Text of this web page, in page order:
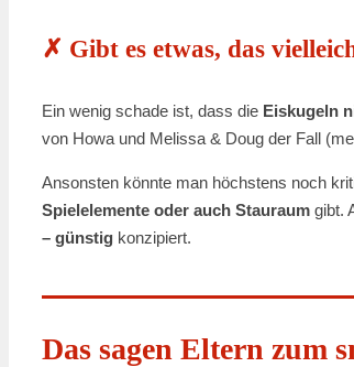
✗ Gibt es etwas, das
Ein wenig schade ist, dass die Eiskugeln
von Howa und Melissa & Doug der Fall
Ansonsten könnte man höchstens noch
Spielelemente oder auch Stauraum gibt.
– günstig konzipiert.
Das sagen Eltern zum